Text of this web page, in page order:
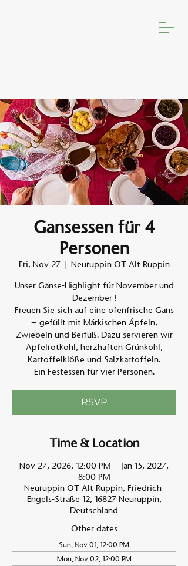
Gansessen für 4
Personen
Fri, Nov 27
  |
Neuruppin OT Alt Ruppin
Unser Gänse-Highlight für November und
Dezember !
Freuen Sie sich auf eine ofenfrische Gans
– gefüllt mit Märkischen Äpfeln,
Zwiebeln und Beifuß. Dazu servieren wir
Apfelrotkohl, herzhaften Grünkohl,
Kartoffelklöße und Salzkartoffeln.
Ein Festessen für vier Personen.
RSVP
Time & Location
Nov 27, 2026, 12:00 PM – Jan 15, 2027,
8:00 PM
Neuruppin OT Alt Ruppin, Friedrich-
Engels-Straße 12, 16827 Neuruppin,
Deutschland
Other dates
Sun, Nov 01, 12:00 PM
Mon, Nov 02, 12:00 PM